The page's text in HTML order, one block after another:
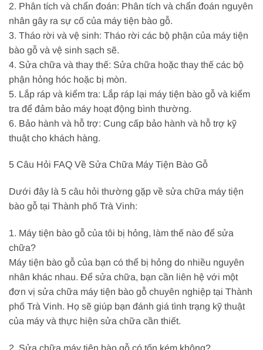
2. Phân tích và chẩn đoán: Phân tích và chẩn đoán nguyên
nhân gây ra sự cố của máy tiện bào gỗ.
3. Tháo rời và vệ sinh: Tháo rời các bộ phận của máy tiện
bào gỗ và vệ sinh sạch sẽ.
4. Sửa chữa và thay thế: Sửa chữa hoặc thay thế các bộ
phận hỏng hóc hoặc bị mòn.
5. Lắp ráp và kiểm tra: Lắp ráp lại máy tiện bào gỗ và kiểm
tra để đảm bảo máy hoạt động bình thường.
6. Bảo hành và hỗ trợ: Cung cấp bảo hành và hỗ trợ kỹ
thuật cho khách hàng.
5 Câu Hỏi FAQ Về Sửa Chữa Máy Tiện Bào Gỗ
Dưới đây là 5 câu hỏi thường gặp về sửa chữa máy tiện
bào gỗ tại Thành phố Trà Vinh:
1. Máy tiện bào gỗ của tôi bị hỏng, làm thế nào để sửa
chữa?
Máy tiện bào gỗ của bạn có thể bị hỏng do nhiều nguyên
nhân khác nhau. Để sửa chữa, bạn cần liên hệ với một
đơn vị sửa chữa máy tiện bào gỗ chuyên nghiệp tại Thành
phố Trà Vinh. Họ sẽ giúp bạn đánh giá tình trạng kỹ thuật
của máy và thực hiện sửa chữa cần thiết.
2. Sửa chữa máy tiện bào gỗ có tốn kém không?